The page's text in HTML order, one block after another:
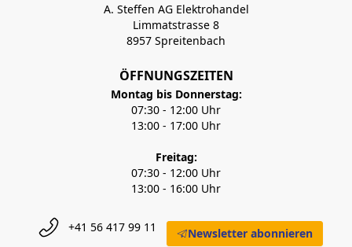
A. Steffen AG Elektrohandel
Limmatstrasse 8
8957 Spreitenbach
ÖFFNUNGSZEITEN
Montag bis Donnerstag:
07:30 - 12:00 Uhr
13:00 - 17:00 Uhr
Freitag:
07:30 - 12:00 Uhr
13:00 - 16:00 Uhr
+41 56 417 99 11 Newsletter abonnieren